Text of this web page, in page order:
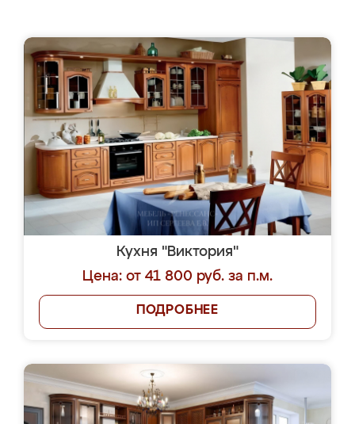
Кухня "Виктория"
Цена: от 41 800 руб. за п.м.
ПОДРОБНЕЕ